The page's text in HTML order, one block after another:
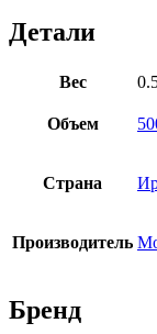
Детали
Вес
Объем
Страна
Производитель
Бренд